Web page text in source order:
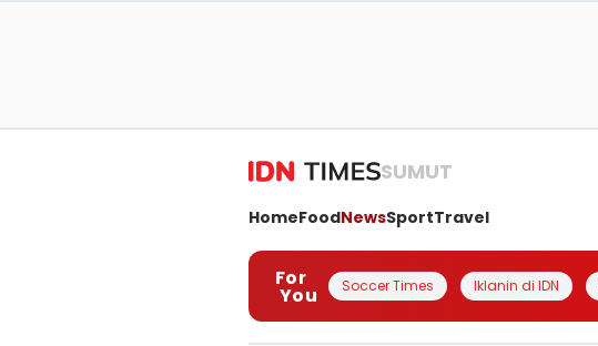
SUMUT
HomeFoodNewsSportTravel
For
You Soccer Times Iklanin di IDN